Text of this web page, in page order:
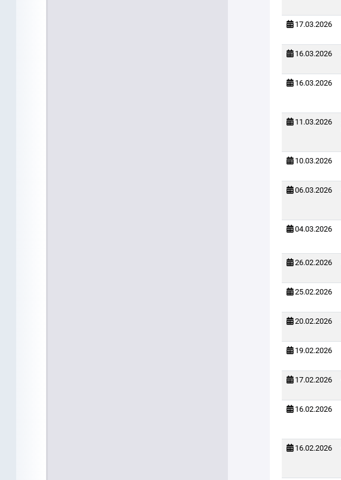
17.03.2026
16.03.2026
16.03.2026
11.03.2026
10.03.2026
06.03.2026
04.03.2026
26.02.2026
25.02.2026
20.02.2026
19.02.2026
17.02.2026
16.02.2026
16.02.2026